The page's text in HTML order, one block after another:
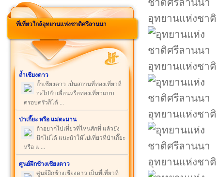
ที่เที่ยวใกล้อุทยานแห่งชาติศรีลานนา
ถ้ำเชียงดาว
ถ้ำเชียงดาว เป็นสถานที่ท่องเที่ยวที่
จะไปกับเพื่อนหรือท่องเที่ยวแบบ
ครอบครัวก็ได้ ...
ป่าเกี๊ยะ หรือ แม่ตะมาน
ถ้าอยากไปเที่ยวที่ไหนสักที่ แล้วยัง
นึกไม่ได้ แนะนำให้ไปเที่ยวที่ป่าเกี๊ยะ
หรือ แ ...
ศูนย์ฝึกช้างเชียงดาว
ศูนย์ฝึกช้างเชียงดาว เป็นที่เที่ยวที่
อุทยานแห่งชา
อุทยานแห่งชา
อุทยานแห่งชา
อุทยานแห่งชา